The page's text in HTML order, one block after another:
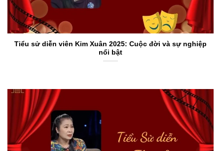
Tiểu sử diễn viên Kim Xuân 2025: Cuộc đời và sự nghiệp
nổi bật